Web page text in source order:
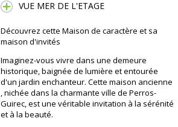
VUE MER DE L'ETAGE
Découvrez cette Maison de caractère et sa
maison d'invités
Imaginez-vous vivre dans une demeure
historique, baignée de lumière et entourée
d'un jardin enchanteur. Cette maison ancienne
, nichée dans la charmante ville de Perros-
Guirec, est une véritable invitation à la sérénité
et à la beauté.